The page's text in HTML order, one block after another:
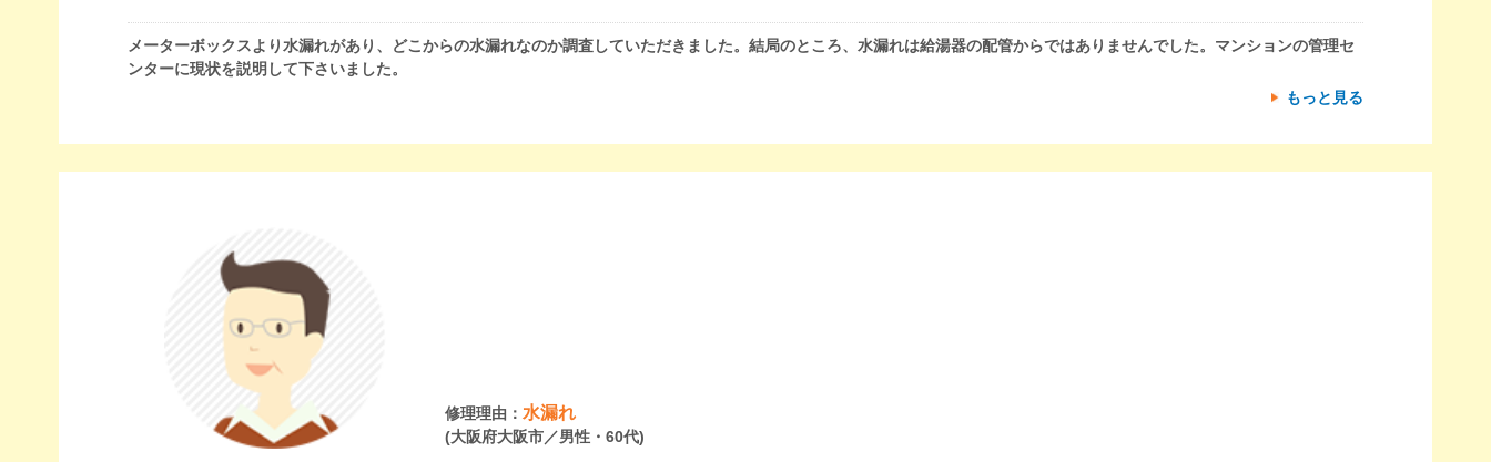
メーターボックスより水漏れがあり、どこからの水漏れなのか調査していただきました。結局のところ、水漏れは給湯器の配管からではありませんでした。マンションの管理セ
ンターに現状を説明して下さいました。
もっと見る
修理理由： 水漏れ
(大阪府大阪市／男性・60代)